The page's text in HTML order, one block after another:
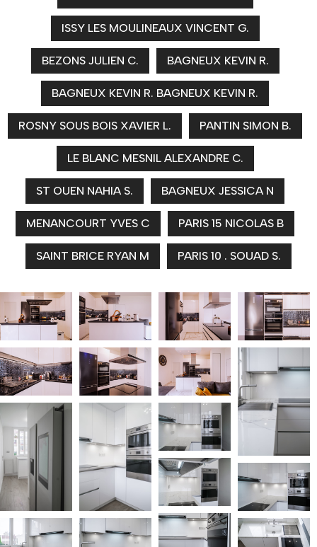
ISSY LES MOULINEAUX VINCENT G.
BEZONS JULIEN C. BAGNEUX KEVIN R.
BAGNEUX KEVIN R. BAGNEUX KEVIN R.
ROSNY SOUS BOIS XAVIER L. PANTIN SIMON B.
LE BLANC MESNIL ALEXANDRE C.
ST OUEN NAHIA S. BAGNEUX JESSICA N
MENANCOURT YVES C PARIS 15 NICOLAS B
SAINT BRICE RYAN M PARIS 10 . SOUAD S.